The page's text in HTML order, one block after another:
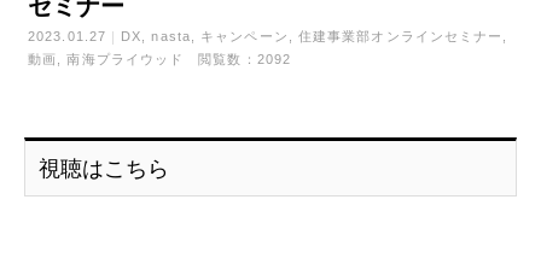
セミナー
2023.01.27 DX nasta キャンペーン
住建事業部オンラインセミナー
動画
南海プライウッド 閲覧数：2092
視聴はこちら